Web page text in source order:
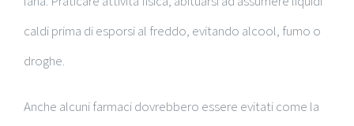
caldi prima di esporsi al freddo, evitando alcool, fumo o
droghe.
Anche alcuni farmaci dovrebbero essere evitati come la